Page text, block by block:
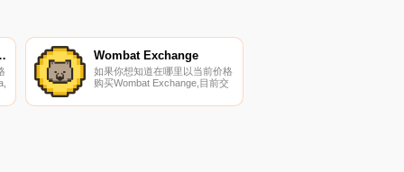
Arena Wombat Exchange
如果你想知道在哪里以当前价格
购买Wombat Exchange,目前交
级加密货币交易所是CoinW、